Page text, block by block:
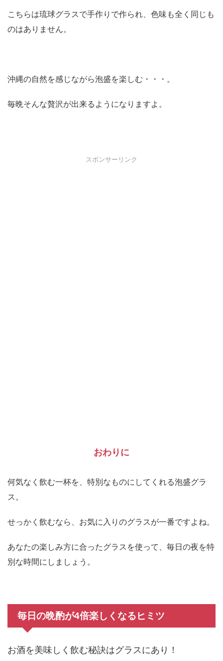
こちらは琉球グラスで手作りで作られ、色味も全く同じも
のはありません。
沖縄の自然を感じながら泡盛を楽しむ・・・。
毎晩そんな贅沢が出来るようになりますよ。
スポンサーリンク
おわりに
何気なく飲む一杯を、特別なものにしてくれる泡盛グラ
ス。
せっかく飲むなら、お気に入りのグラスが一番ですよね。
あなたの楽しみ方に合ったグラスを使って、毎日の夜を特
別な時間にしましょう。
毎日の晩酌が4倍楽しくなるヒミツ
お酒を美味しく飲む秘訣はグラスにあり！